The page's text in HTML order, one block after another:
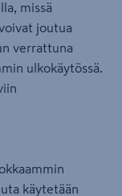
missä
joutua
verrattuna
ulkokäytössä.
käytetään